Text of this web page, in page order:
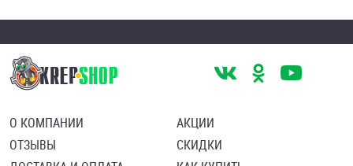
О КОМПАНИИ
ОТЗЫВЫ
АКЦИИ
СКИДКИ